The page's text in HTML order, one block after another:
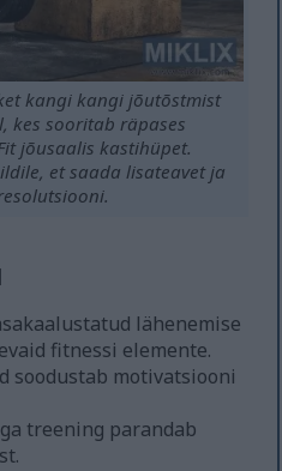
kangi kangi jõutõstmist
kes sooritab räpases
jõusaalis kastihüpet.
et saada lisateavet ja
lähenemise
fitnessi elemente.
soodustab motivatsiooni
treening parandab